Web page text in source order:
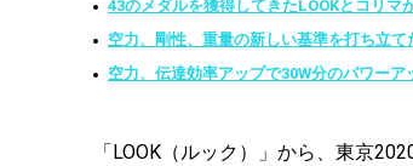
43のメダルを獲得してきたLOOKとコリマ
空力、剛性、重量の新しい基準を打ち立て
空力、伝達効率アップで30W分のパワーア
「LOOK（ルック）」から、東京